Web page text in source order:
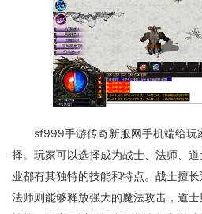
sf999手游传奇新服网手机端给玩
择。玩家可以选择成为战士、法师、
业都有其独特的技能和特点。战士擅长
法师则能够释放强大的魔法攻击，道